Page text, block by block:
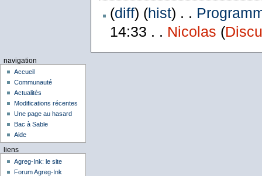
(diff) (hist) . .
14:33 . . Nicolas (
navigation
Accueil
Communauté
Actualités
Modifications récentes
Une page au hasard
Bac à Sable
Aide
liens
Agreg-Ink: le site
Forum Agreg-Ink